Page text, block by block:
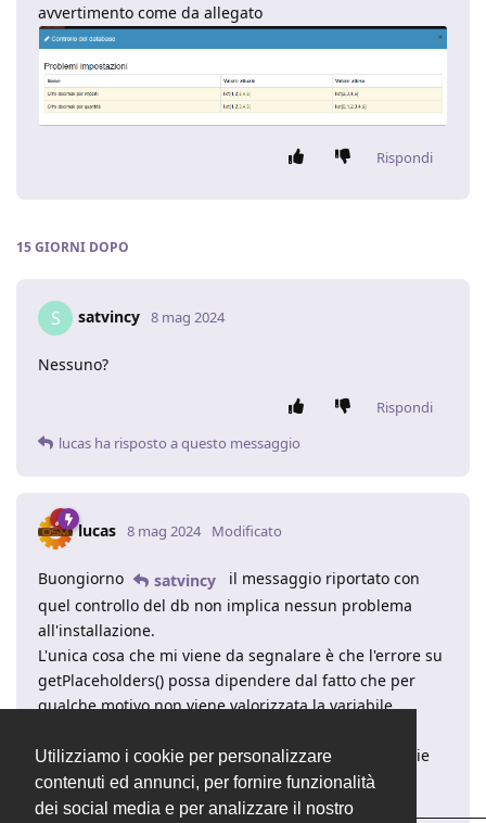
Utilizziamo i cookie per personalizzare
contenuti ed annunci, per fornire funzionalità
dei social media e per analizzare il nostro
avvertimento come da allegato
Rispondi
15 GIORNI DOPO
S satvincy 8 mag 2024
Nessuno?
Rispondi
lucas ha risposto a questo messaggio
lucas 8 mag 2024 Modificato
Buongiorno satvincy
il messaggio riportato con
quel controllo del db non implica nessun problema
all'installazione.
L'unica cosa che mi viene da segnalare è che l'errore su
getPlaceholders() possa dipendere dal fatto che per
qualche motivo non viene valorizzata la variabile
siano file variables.php vuoti all'interno delle varie
cartelle dei moduli?